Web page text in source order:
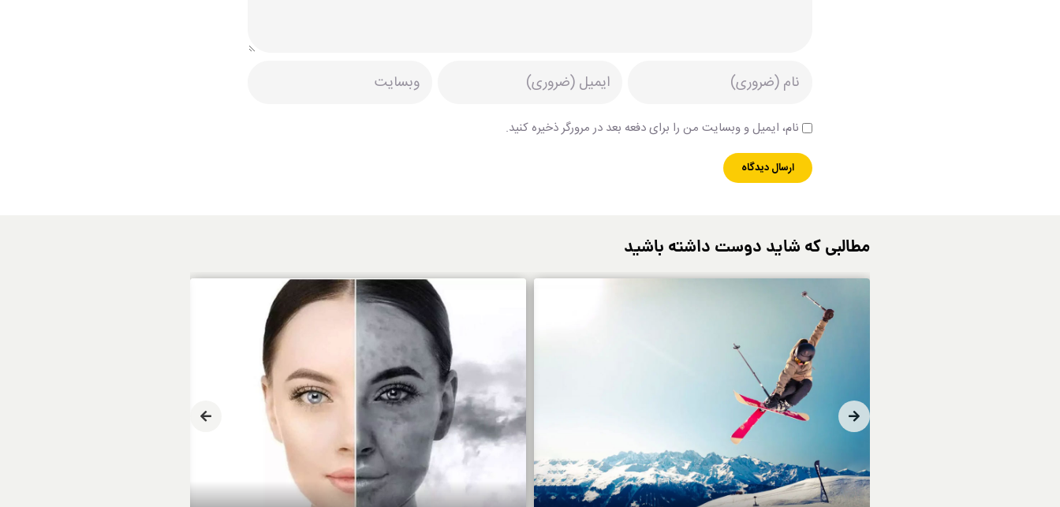
نام، ایمیل و وبسایت من را برای دفعه بعد در مرورگر ذخیره کنید.
مطالبی که شاید دوست داشته باشید